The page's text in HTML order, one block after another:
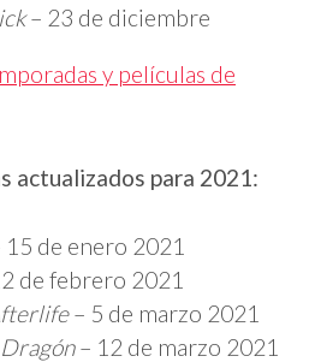
– 23 de diciembre
y películas de
actualizados para 2021:
de enero 2021
de febrero 2021
– 5 de marzo 2021
– 12 de marzo 2021